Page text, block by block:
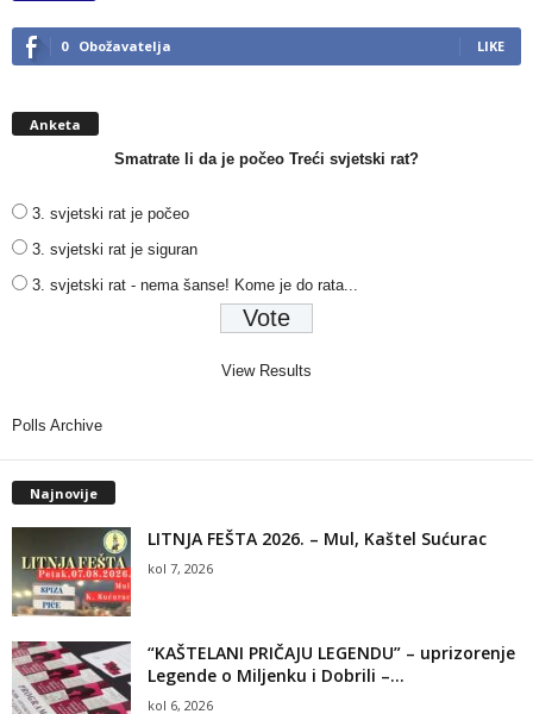
0 Obožavatelja LIKE
Anketa
Smatrate li da je počeo Treći svjetski rat?
3. svjetski rat je počeo
3. svjetski rat je siguran
3. svjetski rat - nema šanse! Kome je do rata...
View Results
Polls Archive
Najnovije
LITNJA FEŠTA 2026. – Mul, Kaštel Sućurac
kol 7, 2026
“KAŠTELANI PRIČAJU LEGENDU” – uprizorenje
Legende o Miljenku i Dobrili –...
kol 6, 2026